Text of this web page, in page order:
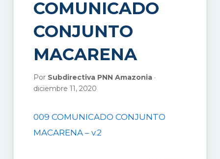
COMUNICADO
CONJUNTO
MACARENA
Por Subdirectiva PNN Amazonia·
diciembre 11, 2020
009 COMUNICADO CONJUNTO
MACARENA – v.2